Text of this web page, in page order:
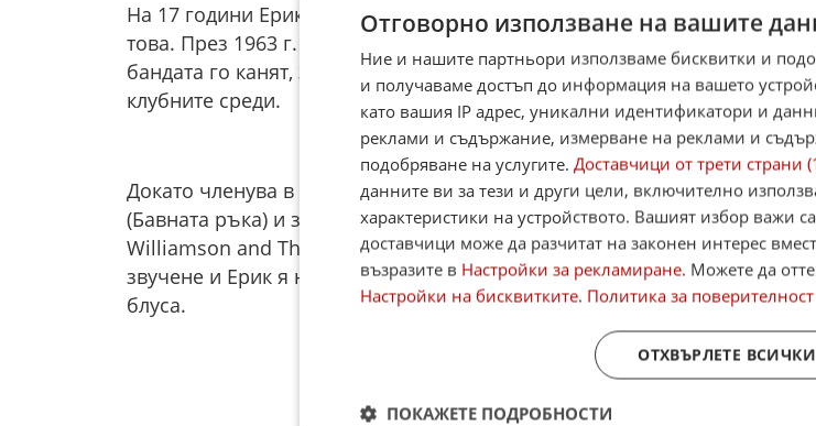
На 17 години Ерик става член на бандата The Roosters, която се
това. През 1963 г. се присъединява към групата The Yardbirds.
бандата го канят, защото по това време той е най-популярният
клубните среди.
Докато членува в групата (18 месеца) се появява и псевдонимът му
(Бавната ръка) и записва първите си албуми: "Five Live Yardbirds" и
Williamson and The Yardbirds". Бандата обаче се обръща към
звучене и Ерик я напуска, защото е убеден, че неговият музикален
блуса.
Отговорно използване на вашите
Ние и нашите партньори използваме бисквитки и
и получаваме достъп до информация на вашето
като вашия IP адрес, уникални идентификатори и
реклами и съдържание, измерване на реклами и
подобряване на услугите. Доставчици от трети страни
данните ви за тези и други цели, включително
характеристики на устройството. Вашият избор важи
доставчици може да разчитат на законен интерес
възразите в Настройки за рекламиране. Можете да
Настройки на бисквитките. Политика за поверителност
ОТХВЪРЛЕТЕ ВСИЧКИ
ПОКАЖЕТЕ ПОДРОБНОСТИ